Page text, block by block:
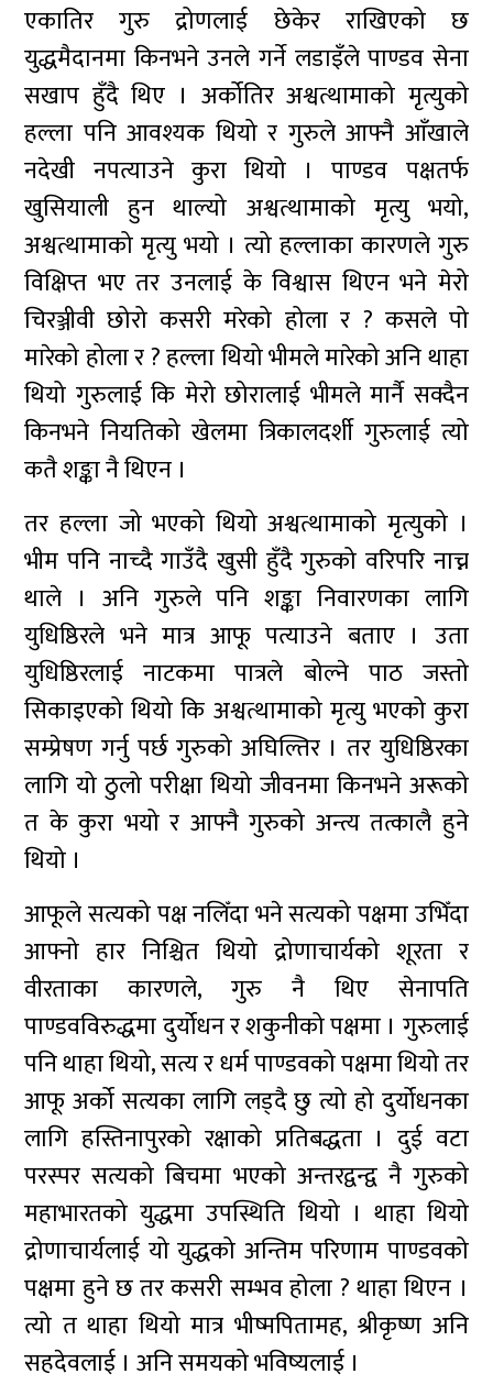
एकातिर गुरु द्रोणलाई छेकेर राखिएको छ
युद्धमैदानमा किनभने उनले गर्ने लडाइँले पाण्डव सेना
सखाप हुँदै थिए । अर्कोतिर अश्वत्थामाको मृत्युको
हल्ला पनि आवश्यक थियो र गुरुले आफ्नै आँखाले
नदेखी नपत्याउने कुरा थियो । पाण्डव पक्षतर्फ
खुसियाली हुन थाल्यो अश्वत्थामाको मृत्यु भयो,
अश्वत्थामाको मृत्यु भयो । त्यो हल्लाका कारणले गुरु
विक्षिप्त भए तर उनलाई के विश्वास थिएन भने मेरो
चिरञ्जीवी छोरो कसरी मरेको होला र ? कसले पो
मारेको होला र ? हल्ला थियो भीमले मारेको अनि थाहा
थियो गुरुलाई कि मेरो छोरालाई भीमले मार्नै सक्दैन
किनभने नियतिको खेलमा त्रिकालदर्शी गुरुलाई त्यो
कतै शङ्का नै थिएन ।
तर हल्ला जो भएको थियो अश्वत्थामाको मृत्युको ।
भीम पनि नाच्दै गाउँदै खुसी हुँदै गुरुको वरिपरि नाच्न
थाले । अनि गुरुले पनि शङ्का निवारणका लागि
युधिष्ठिरले भने मात्र आफू पत्याउने बताए । उता
युधिष्ठिरलाई नाटकमा पात्रले बोल्ने पाठ जस्तो
सिकाइएको थियो कि अश्वत्थामाको मृत्यु भएको कुरा
सम्प्रेषण गर्नु पर्छ गुरुको अघिल्तिर । तर युधिष्ठिरका
लागि यो ठुलो परीक्षा थियो जीवनमा किनभने अरूको
त के कुरा भयो र आफ्नै गुरुको अन्त्य तत्कालै हुने
थियो ।
आफूले सत्यको पक्ष नलिँदा भने सत्यको पक्षमा उभिँदा
आफ्नो हार निश्चित थियो द्रोणाचार्यको शूरता र
वीरताका कारणले, गुरु नै थिए सेनापति
पाण्डवविरुद्धमा दुर्योधन र शकुनीको पक्षमा । गुरुलाई
पनि थाहा थियो, सत्य र धर्म पाण्डवको पक्षमा थियो तर
आफू अर्को सत्यका लागि लड्दै छु त्यो हो दुर्योधनका
लागि हस्तिनापुरको रक्षाको प्रतिबद्धता । दुई वटा
परस्पर सत्यको बिचमा भएको अन्तरद्वन्द्व नै गुरुको
महाभारतको युद्धमा उपस्थिति थियो । थाहा थियो
द्रोणाचार्यलाई यो युद्धको अन्तिम परिणाम पाण्डवको
पक्षमा हुने छ तर कसरी सम्भव होला ? थाहा थिएन ।
त्यो त थाहा थियो मात्र भीष्मपितामह, श्रीकृष्ण अनि
सहदेवलाई । अनि समयको भविष्यलाई ।